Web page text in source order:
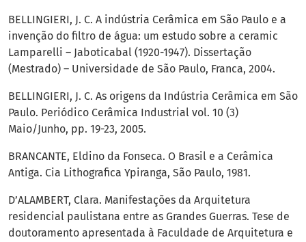
BELLINGIERI, J. C. A indústria Cerâmica em São Paulo e a
invenção do filtro de água: um estudo sobre a ceramic
Lamparelli – Jaboticabal (1920-1947). Dissertação
(Mestrado) – Universidade de São Paulo, Franca, 2004.
BELLINGIERI, J. C. As origens da Indústria Cerâmica em São
Paulo. Periódico Cerâmica Industrial vol. 10 (3)
Maio/Junho, pp. 19-23, 2005.
BRANCANTE, Eldino da Fonseca. O Brasil e a Cerâmica
Antiga. Cia Lithografica Ypiranga, São Paulo, 1981.
D’ALAMBERT, Clara. Manifestações da Arquitetura
residencial paulistana entre as Grandes Guerras. Tese de
doutoramento apresentada à Faculdade de Arquitetura e